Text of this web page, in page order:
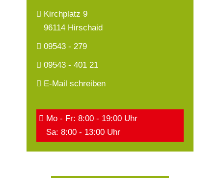
Kirchplatz 9
96114 Hirschaid
09543 - 279
09543 - 401 21
E-Mail schreiben
Mo - Fr: 8:00 - 19:00 Uhr
Sa: 8:00 - 13:00 Uhr